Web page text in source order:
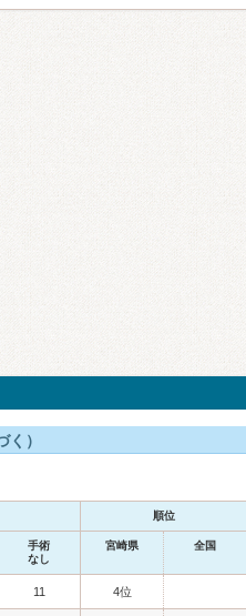
）
順位
手術
なし
宮崎県 全国
11 4位